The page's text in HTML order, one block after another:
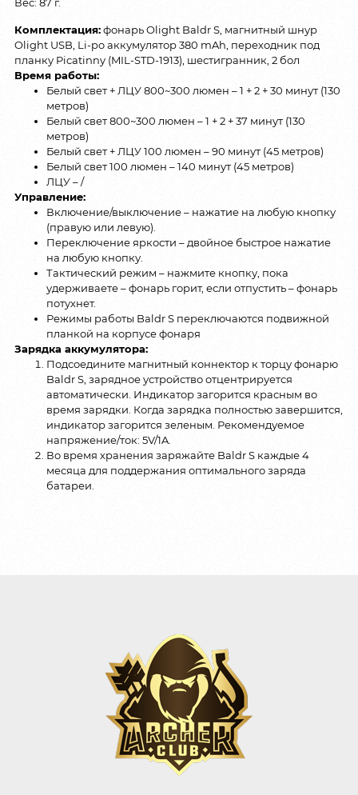
Вес: 87 г.
Комплектация:фонарь Olight Baldr S, магнитный шнур
Olight USB, Li-po аккумулятор 380 mAh, переходник под
планку Picatinny (MIL-STD-1913), шестигранник, 2 бол
Время работы:
Белый свет + ЛЦУ 800~300 люмен – 1 + 2 + 30 минут (130
метров)
Белый свет 800~300 люмен – 1 + 2 + 37 минут (130
метров)
Белый свет + ЛЦУ 100 люмен – 90 минут (45 метров)
Белый свет 100 люмен – 140 минут (45 метров)
ЛЦУ – /
Управление:
Включение/выключение – нажатие на любую кнопку
(правую или левую).
Переключение яркости – двойное быстрое нажатие
на любую кнопку.
Тактический режим – нажмите кнопку, пока
удерживаете – фонарь горит, если отпустить – фонарь
потухнет.
Режимы работы Baldr S переключаются подвижной
планкой на корпусе фонаря
Зарядка аккумулятора:
Подсоедините магнитный коннектор к торцу фонарю
Baldr S, зарядное устройство отцентрируется
автоматически. Индикатор загорится красным во
время зарядки. Когда зарядка полностью завершится,
индикатор загорится зеленым. Рекомендуемое
напряжение/ток: 5V/1A.
Во время хранения заряжайте Baldr S каждые 4
месяца для поддержания оптимального заряда
батареи.